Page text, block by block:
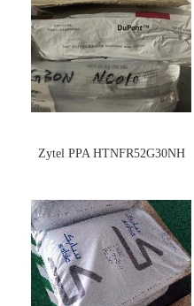
Zytel PPA HTNFR52G30NH